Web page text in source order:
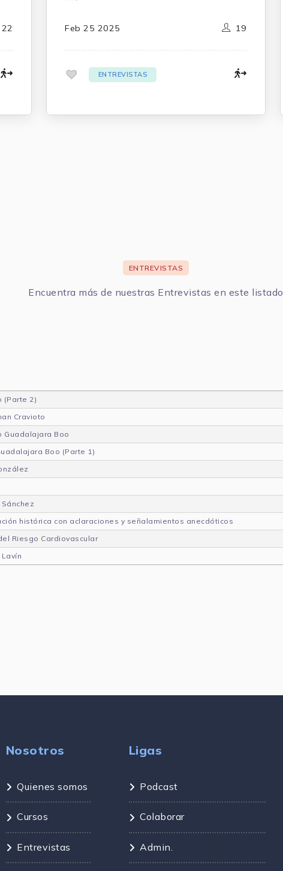
22 Feb 25 2025 19
ENTREVISTAS
ENTREVISTAS
Encuentra más de nuestras Entrevistas en este listado
(Parte 2)
Cravioto
Guadalajara Boo
Boo (Parte 1)
histórica con aclaraciones y señalamientos anecdóticos
Riesgo Cardiovascular
Nosotros
Quienes somos
Cursos
Entrevistas
Ligas
Podcast
Colaborar
Admin.